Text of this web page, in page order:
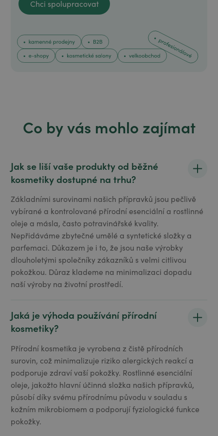
Chci spolupracovat
Chci spolupracovat
Co by vás mohlo zajímat
Jak se liší vaše produkty od běžné
kosmetiky dostupné na trhu?
Základními surovinami našich přípravků jsou pečlivě
vybírané a kontrolované přírodní esenciální a rostlinné
oleje a másla, často potravinářské kvality.
Nepřidáváme zbytečné umělé a syntetické složky a
parfemaci. Důkazem je i to, že jsou naše výrobky
dlouholetými společníky zákazníků s velmi citlivou
pokožkou. Důraz klademe na minimalizaci dopadu
naší výroby na životní prostředí.
Jaká je výhoda používání přírodní
kosmetiky?
Přírodní kosmetika je vyrobena z čistě přírodních
surovin, což minimalizuje riziko alergických reakcí a
podporuje zdraví vaší pokožky. Rostlinné esenciální
oleje, jakožto hlavní účinná složka našich přípravků,
působí díky svému přírodnímu původu v souladu s
kožním mikrobiomem a podporují fyziologické funkce
pokožky.